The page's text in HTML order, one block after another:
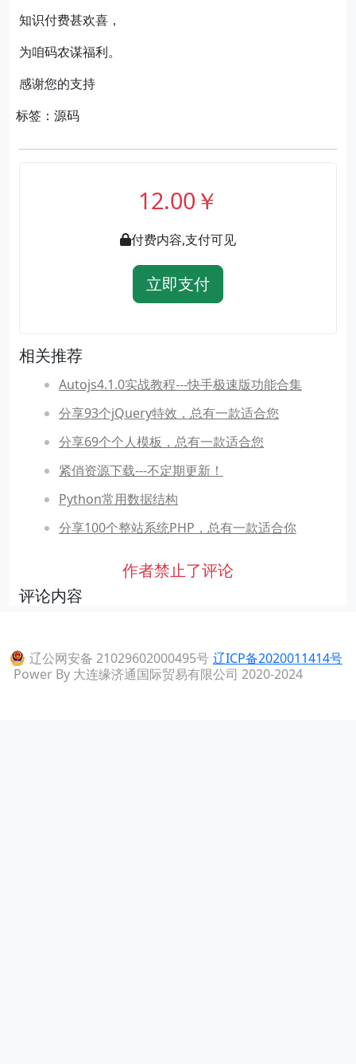
知识付费甚欢喜，
为咱码农谋福利。
感谢您的支持
标签：源码
12.00￥
付费内容,支付可见
立即支付
相关推荐
Autojs4.1.0实战教程---快手极速版功能合集
分享93个jQuery特效，总有一款适合您
分享69个个人模板，总有一款适合您
紧俏资源下载---不定期更新！
Python常用数据结构
分享100个整站系统PHP，总有一款适合你
作者禁止了评论
评论内容
辽公网安备 21029602000495号 辽ICP备2020011414号
Power By 大连缘济通国际贸易有限公司 2020-2024